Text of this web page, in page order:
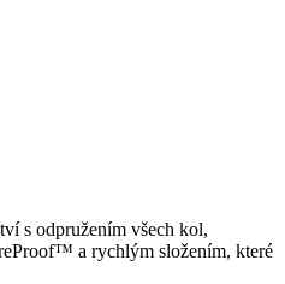
s odpružením všech kol,
a rychlým složením, které